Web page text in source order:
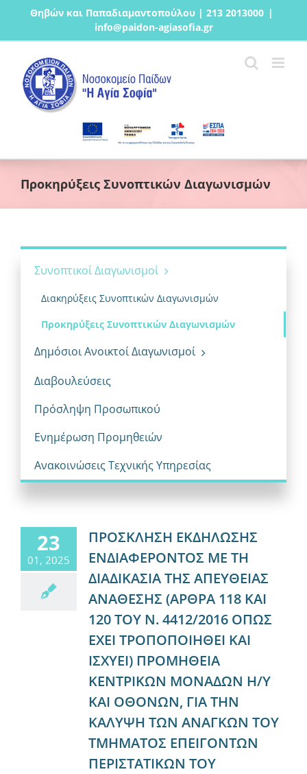
Μετάβαση
περιεχόμενο
Θηβών και Παπαδιαμαντοπούλου | 213 2013000 |
info@paidon-agiasofia.gr
Προκηρύξεις Συνοπτικών Διαγωνισμών
Συνοπτικοί Διαγωνισμοί
Διακηρύξεις Συνοπτικών Διαγωνισμών
Προκηρύξεις Συνοπτικών Διαγωνισμών
Δημόσιοι Ανοικτοί Διαγωνισμοί
Διαβουλεύσεις
Πρόσληψη Προσωπικού
Ενημέρωση Προμηθειών
Ανακοινώσεις Τεχνικής Υπηρεσίας
23
01, 2025
ΠΡΟΣΚΛΗΣΗ ΕΚΔΗΛΩΣΗΣ
ΕΝΔΙΑΦΕΡΟΝΤΟΣ ΜΕ ΤΗ
ΔΙΑΔΙΚΑΣΙΑ ΤΗΣ ΑΠΕΥΘΕΙΑΣ
ΑΝΑΘΕΣΗΣ (ΑΡΘΡΑ 118 ΚΑΙ
120 ΤΟΥ Ν. 4412/2016 ΟΠΩΣ
ΕΧΕΙ ΤΡΟΠΟΠΟΙΗΘΕΙ ΚΑΙ
ΙΣΧΥΕΙ) ΠΡΟΜΗΘΕΙΑ
ΚΕΝΤΡΙΚΩΝ ΜΟΝΑΔΩΝ Η/Υ
ΚΑΙ ΟΘΟΝΩΝ, ΓΙΑ ΤΗΝ
ΚΑΛΥΨΗ ΤΩΝ ΑΝΑΓΚΩΝ ΤΟΥ
ΤΜΗΜΑΤΟΣ ΕΠΕΙΓΟΝΤΩΝ
ΠΕΡΙΣΤΑΤΙΚΩΝ ΤΟΥ